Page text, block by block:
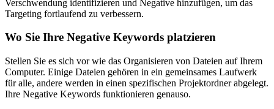
Verschwendung identifizieren und Negative hinzufügen, um das
Targeting fortlaufend zu verbessern.
Wo Sie Ihre Negative Keywords platzieren
Stellen Sie es sich vor wie das Organisieren von Dateien auf Ihrem
Computer. Einige Dateien gehören in ein gemeinsames Laufwerk
für alle, andere werden in einen spezifischen Projektordner abgelegt.
Ihre Negative Keywords funktionieren genauso.